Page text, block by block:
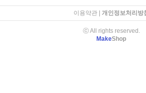
이용약관| 개인정보처리방
ⓒ All rights reserved.
MakeShop